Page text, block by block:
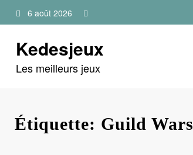
au
6 août 2026
Kedesjeux
Les meilleurs jeux
Étiquette: Guild Wars